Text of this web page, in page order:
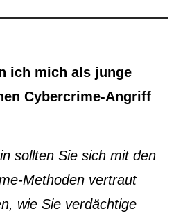
ich mich als junge
Cybercrime-Angriff
sollten Sie sich mit den
Methoden vertraut
wie Sie verdächtige